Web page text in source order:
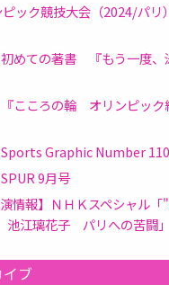
ピック競技大会（2024/パ
初めての著書 『もう一度、
『こころの輪 オリンピッ
Sports Graphic Number
9月号
演情報】ＮＨＫスペシャル
江璃花子 パリへの苦闘」
ブ